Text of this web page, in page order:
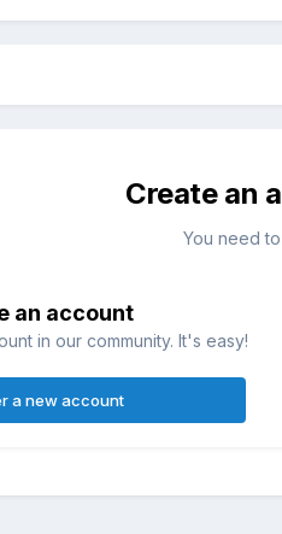
Create an
You need
an account
in our community. It's easy!
a new account